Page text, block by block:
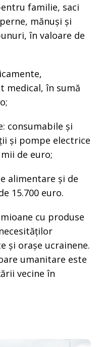
familie, saci
mănuși și
în valoare de
medical, în sumă
consumabile și
și pompe electrice
de euro;
alimentare și de
15.700 euro.
cu produse
și orașe ucrainene.
umanitare este
vecine în